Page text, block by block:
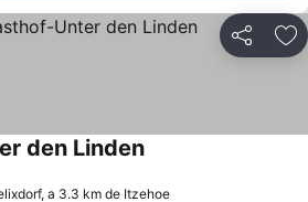
Partilhar
den Linden
a 3.3 km de Itzehoe